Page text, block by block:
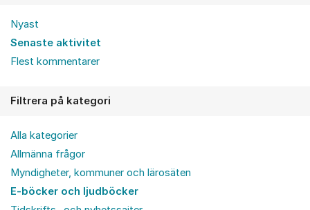
Nyast
Senaste aktivitet
Flest kommentarer
Filtrera på kategori
Alla kategorier
Allmänna frågor
Myndigheter, kommuner och lärosäten
E-böcker och ljudböcker